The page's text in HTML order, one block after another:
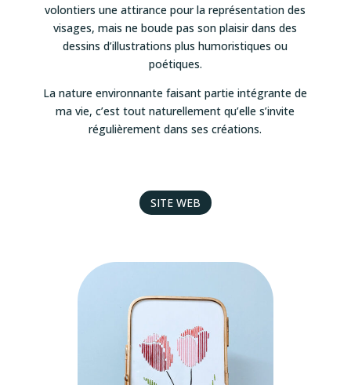
volontiers une attirance pour la représentation des
visages, mais ne boude pas son plaisir dans des
dessins d’illustrations plus humoristiques ou
poétiques.
La nature environnante faisant partie intégrante de
ma vie, c’est tout naturellement qu’elle s’invite
régulièrement dans ses créations.
SITE WEB